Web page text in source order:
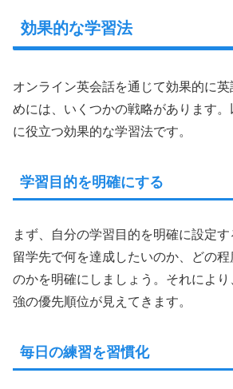
効果的な学習法
オンライン英会話を通じて効果的に
めには、いくつかの戦略があります
に役立つ効果的な学習法です。
学習目的を明確にする
まず、自分の学習目的を明確に設定す
留学先で何を達成したいのか、どの
のかを明確にしましょう。それによ
強の優先順位が見えてきます。
毎日の練習を習慣化